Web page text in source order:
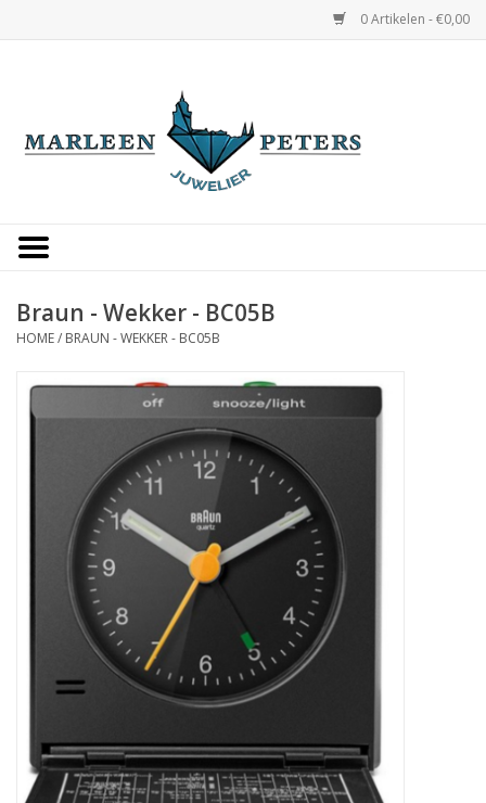
0 Artikelen - €0,00
Occasions
Trouwringen
Overige
Merken
Cadeaukaarten
Braun - Wekker - BC05B
HOME/ BRAUN - WEKKER - BC05B